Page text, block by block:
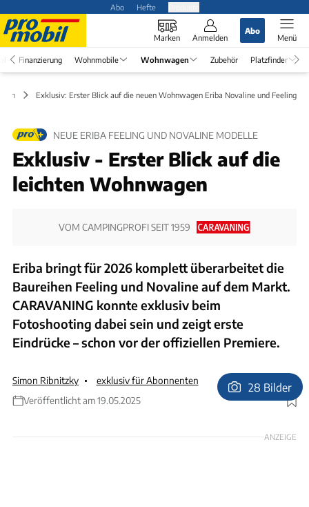
Abo Hefte
Marken Anmelden
Abo
Menü
Finanzierung Wohnmobile Wohnwagen Zubehör Platzfinder
Exklusiv: Erster Blick auf die neuen Wohnwagen Eriba Novaline und Feeling
NEUE ERIBA FEELING UND NOVALINE MODELLE
Exklusiv - Erster Blick auf die
leichten Wohnwagen
VOM CAMPINGPROFI SEIT 1959
Eriba bringt für 2026 komplett überarbeitet die
Baureihen Feeling und Novaline auf dem Markt.
CARAVANING konnte exklusiv beim
Fotoshooting dabei sein und zeigt erste
Eindrücke – schon vor der offiziellen Premiere.
Simon Ribnitzky
exklusiv für Abonnenten
Veröffentlicht am 19.05.2025
Foto: Philipp Heise
28 Bilder
ANZEIGE